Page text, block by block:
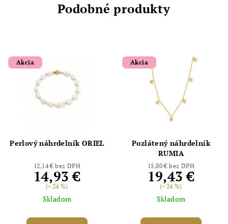
Podobné produkty
Akcia
Perlový náhrdelník ORIEL
12,14 € bez DPH
14,93 €
(–24 %)
Skladom
Akcia
Pozlátený náhrdelník
RUMIA
15,80 € bez DPH
19,43 €
(–24 %)
Skladom